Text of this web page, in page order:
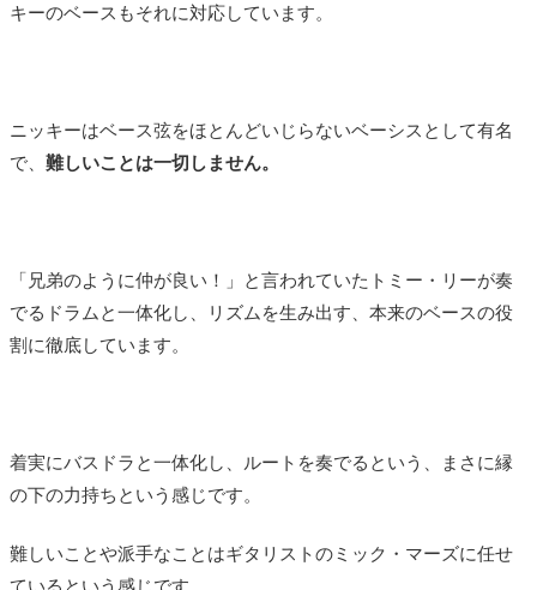
キーのベースもそれに対応しています。
ニッキーはベース弦をほとんどいじらないベーシスとして有名
で、 難しいことは一切しません。
「兄弟のように仲が良い！」と言われていたトミー・リーが奏
でるドラムと一体化し、リズムを生み出す、本来のベースの役
割に徹底しています。
着実にバスドラと一体化し、ルートを奏でるという、まさに縁
の下の力持ちという感じです。
難しいことや派手なことはギタリストのミック・マーズに任せ